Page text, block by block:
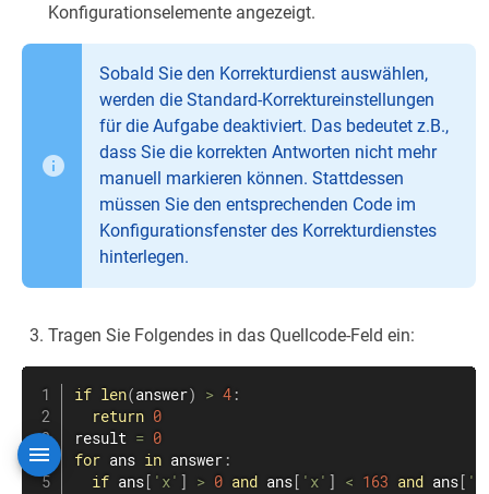
Konfigurationselemente angezeigt.
Sobald Sie den Korrekturdienst auswählen,
werden die Standard-Korrektureinstellungen
für die Aufgabe deaktiviert. Das bedeutet z.B.,
dass Sie die korrekten Antworten nicht mehr
manuell markieren können. Stattdessen
müssen Sie den entsprechenden Code im
Konfigurationsfenster des Korrekturdienstes
hinterlegen.
Tragen Sie Folgendes in das Quellcode-Feld ein:
if len(answer) > 4 :
return 0
result = 0
for ans in answer :
if ans [ 'x' ] > 0 and ans [ 'x' ] < 163 and ans [